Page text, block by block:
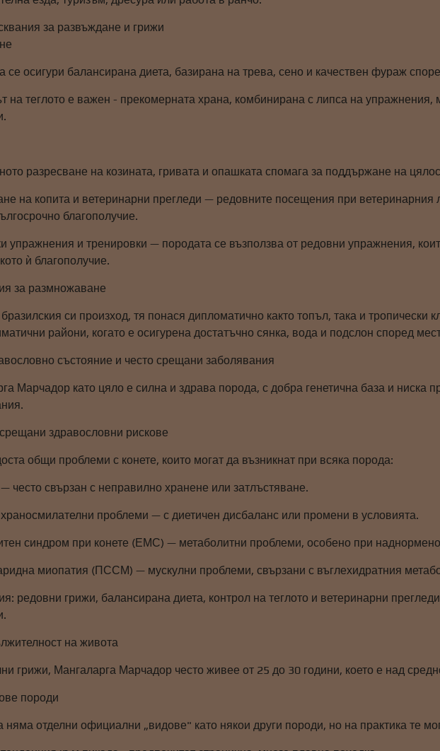
за развъждане и грижи
се осигури балансирана диета, базирана на трева, сено и качествен фураж
на теглото е важен - прекомерната храна, комбинирана с липса на
разресване на козината, гривата и опашката спомага за поддържане на
на копита и ветеринарни прегледи — редовните посещения при ветеринарния
благополучие.
упражнения и тренировки — породата се възползва от редовни упражнения,
ѝ благополучие.
за размножаване
си произход, тя понася дипломатично както топъл, така и тропически
райони, когато е осигурена достатъчно сянка, вода и подслон според
състояние и често срещани заболявания
Марчадор като цяло е силна и здрава порода, с добра генетична база и ниска
здравословни рискове
общи проблеми с конете, които могат да възникнат при всяка порода:
често свързан с неправилно хранене или затлъстяване.
проблеми — с диетичен дисбаланс или промени в условията.
синдром при конете (ЕМС) — метаболитни проблеми, особено при наднормено
миопатия (ПССМ) — мускулни проблеми, свързани с въглехидратния
редовни грижи, балансирана диета, контрол на теглото и ветеринарни
на живота
грижи, Мангаларга Марчадор често живее от 25 до 30 години, което е над
породи
няма отделни официални „видове" като някои други породи, но на практика те